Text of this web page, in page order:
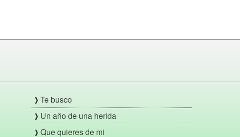
Te busco
Un año de una herida
Que quieres de mi